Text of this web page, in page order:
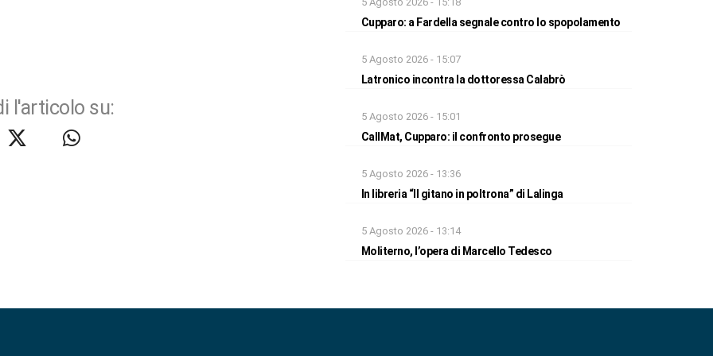
l'articolo su:
Cupparo: a Fardella segnale contro lo spopolamento
5 Agosto 2026 - 15:07
Latronico incontra la dottoressa Calabrò
5 Agosto 2026 - 15:01
CallMat, Cupparo: il confronto prosegue
5 Agosto 2026 - 13:36
In libreria “Il gitano in poltrona” di Lalinga
5 Agosto 2026 - 13:14
Moliterno, l’opera di Marcello Tedesco